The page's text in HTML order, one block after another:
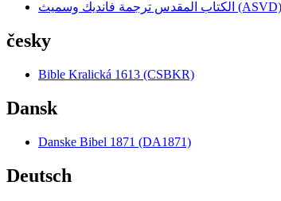
الكتاب المقدس ترجمة فانديك وسميث (ASVD)
česky
Bible Kralická 1613 (CSBKR)
Dansk
Danske Bibel 1871 (DA1871)
Deutsch